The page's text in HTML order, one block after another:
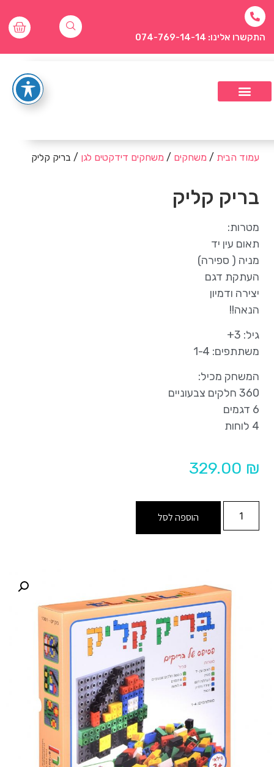
התקשרו אלינו: 074-769-14-14
עמוד הבית / משחקים / משחקים דידקטים לגן / בריק קליק
בריק קליק
מטרות:
תאום עין יד
מניה ( ספירה)
העתקת דגם
יצירה ודמיון
הנאה!!
גיל: 3+
משתתפים: 1-4
המשחק מכיל:
360 חלקים צבעוניים
6 דגמים
4 לוחות
329.00 ₪
הוספה לסל